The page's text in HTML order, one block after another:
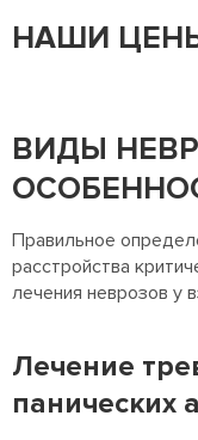
НАШИ
ВИДЫ
Правильное
расстройства
лечения неврозов у
Лечение
панических